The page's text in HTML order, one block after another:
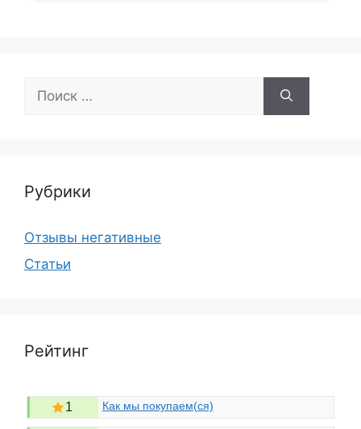
Рубрики
Отзывы негативные
Статьи
Рейтинг
1 Как мы покупаем(ся)